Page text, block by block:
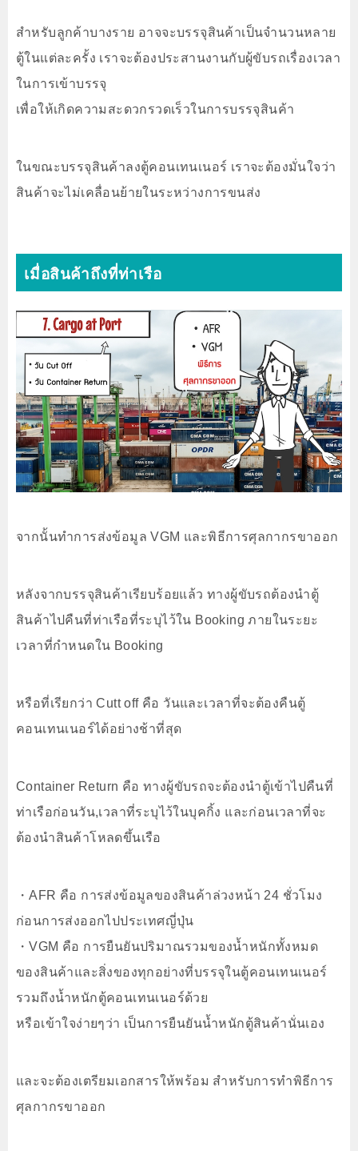
สำหรับลูกค้าบางราย อาจจะบรรจุสินค้าเป็นจำนวนหลาย
ตู้ในแต่ละครั้ง เราจะต้องประสานงานกับผู้ขับรถเรื่องเวลา
ในการเข้าบรรจุ
เพื่อให้เกิดความสะดวกรวดเร็วในการบรรจุสินค้า
ในขณะบรรจุสินค้าลงตู้คอนเทนเนอร์ เราจะต้องมั่นใจว่า
สินค้าจะไม่เคลื่อนย้ายในระหว่างการขนส่ง
เมื่อสินค้าถึงที่ท่าเรือ
จากนั้นทำการส่งข้อมูล VGM และพิธีการศุลกากรขาออก
หลังจากบรรจุสินค้าเรียบร้อยแล้ว ทางผู้ขับรถต้องนำตู้
สินค้าไปคืนที่ท่าเรือที่ระบุไว้ใน Booking ภายในระยะ
เวลาที่กำหนดใน Booking
หรือที่เรียกว่า Cutt off คือ วันและเวลาที่จะต้องคืนตู้
คอนเทนเนอร์ได้อย่างช้าที่สุด
Container Return คือ ทางผู้ขับรถจะต้องนำตู้เข้าไปคืนที่
ท่าเรือก่อนวัน,เวลาที่ระบุไว้ในบุคกิ้ง และก่อนเวลาที่จะ
ต้องนำสินค้าโหลดขึ้นเรือ
・AFR คือ การส่งข้อมูลของสินค้าล่วงหน้า 24 ชั่วโมง
ก่อนการส่งออกไปประเทศญี่ปุ่น
・VGM คือ การยืนยันปริมาณรวมของน้ำหนักทั้งหมด
ของสินค้าและสิ่งของทุกอย่างที่บรรจุในตู้คอนเทนเนอร์
รวมถึงน้ำหนักตู้คอนเทนเนอร์ด้วย
หรือเข้าใจง่ายๆว่า เป็นการยืนยันน้ำหนักตู้สินค้านั่นเอง
และจะต้องเตรียมเอกสารให้พร้อม สำหรับการทำพิธีการ
ศุลกากรขาออก